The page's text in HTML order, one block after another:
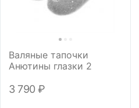
Валяные тапочки
Анютины глазки 2
3 790 ₽